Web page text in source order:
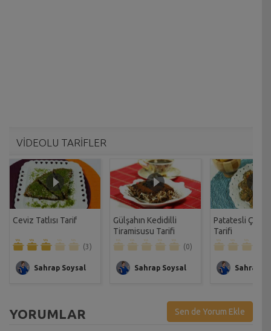
VİDEOLU TARİFLER
Ceviz Tatlısı Tarif
(3)
Sahrap Soysal
Gülşahın Kedidilli
Tiramisusu Tarifi
(0)
Sahrap Soysal
Patatesli Çıtır
Tarifi
Sahrap
YORUMLAR Sen de Yorum Ekle